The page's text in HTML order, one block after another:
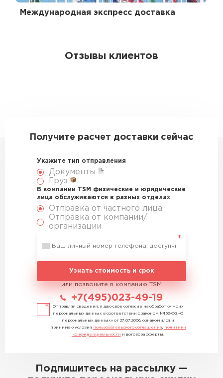
Международная экспресс доставка
Отзывы клиентов
Получите расчет доставки сейчас
Укажите тип отправления
Документы
Груз
В компании TSM физические и юридические
лица обслуживаются в разных отделах
Отправка от частного лица
Отправка от компании/
организации
Узнать стоимость и срок
или позвоните в компанию TSM
+7(495)023-49-19
Отправляя сведения, я даю свое согласие на обработку моих
персональных данных в соответствии с законом №152-ФЗ «О
персональных данных» от 27.07.2006, ознакомился и
принимаю условия пользовательского соглашения
политики
конфиденциальности и договора оферты.
Подпишитесь на рассылку —